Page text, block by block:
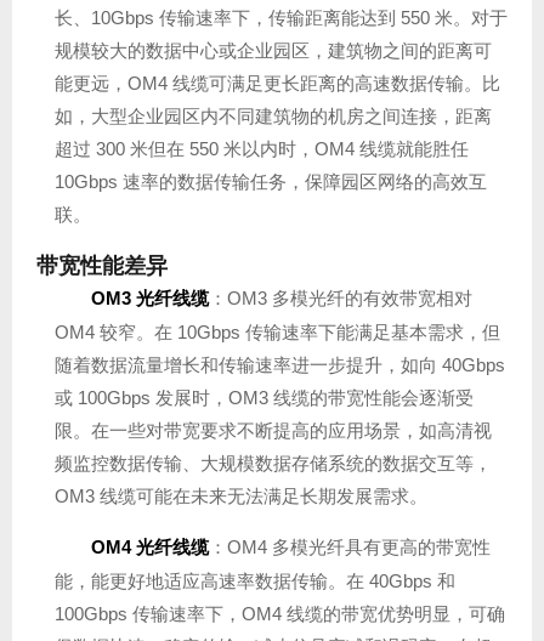
长、10Gbps 传输速率下，传输距离能达到 550 米。对于
规模较大的数据中心或企业园区，建筑物之间的距离可
能更远，OM4 线缆可满足更长距离的高速数据传输。比
如，大型企业园区内不同建筑物的机房之间连接，距离
超过 300 米但在 550 米以内时，OM4 线缆就能胜任
10Gbps 速率的数据传输任务，保障园区网络的高效互
联。
带宽性能差异
OM3 光纤线缆：OM3 多模光纤的有效带宽相对
OM4 较窄。在 10Gbps 传输速率下能满足基本需求，但
随着数据流量增长和传输速率进一步提升，如向 40Gbps
或 100Gbps 发展时，OM3 线缆的带宽性能会逐渐受
限。在一些对带宽要求不断提高的应用场景，如高清视
频监控数据传输、大规模数据存储系统的数据交互等，
OM3 线缆可能在未来无法满足长期发展需求。
OM4 光纤线缆：OM4 多模光纤具有更高的带宽性
能，能更好地适应高速率数据传输。在 40Gbps 和
100Gbps 传输速率下，OM4 线缆的带宽优势明显，可确